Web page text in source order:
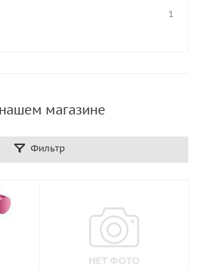
1
магазине
Фильтр